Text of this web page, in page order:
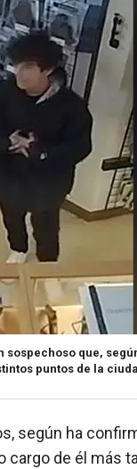
que,
puntos de la
según ha
cargo de él más